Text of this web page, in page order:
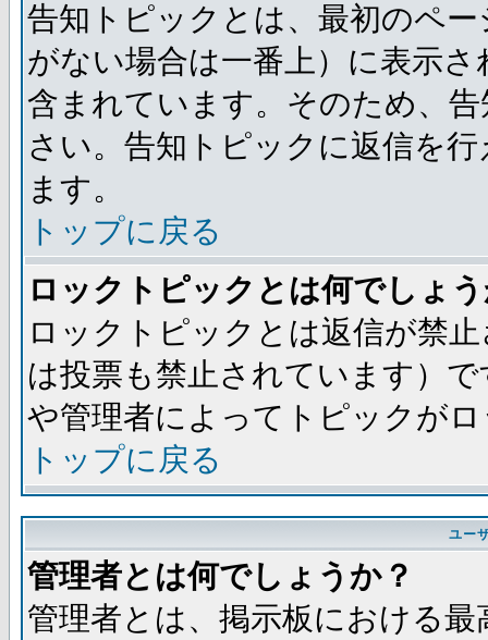
告知トピックとは、最初のペ
がない場合は一番上）に表示
含まれています。そのため、
さい。告知トピックに返信を
ます。
トップに戻る
ロックトピックとは何でしょ
ロックトピックとは返信が禁
は投票も禁止されています）
や管理者によってトピックが
トップに戻る
ユー
管理者とは何でしょうか？
管理者とは、掲示板における